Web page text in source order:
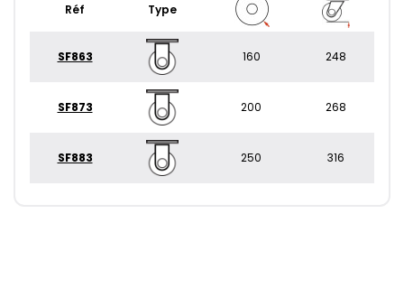
Réf Type
SF863 160 248
SF873 200 268
SF883 250 316